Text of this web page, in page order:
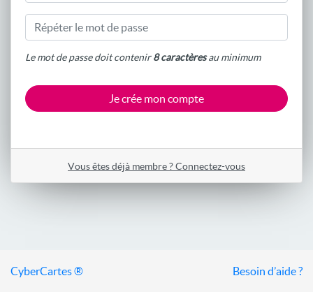
Le mot de passe doit contenir8 caractèresau minimum
Je crée mon compte
Vous êtes déjà membre ? Connectez-vous
Besoin d’aide ?
CyberCartes ®